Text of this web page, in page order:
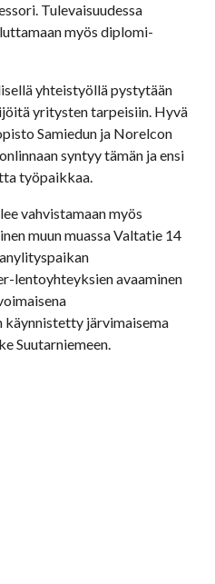
Tulevaisuudessa
myös diplomi-
yhteistyöllä pystytään
yritysten tarpeisiin. Hyvä
Samiedun ja Norelcon
syntyy tämän ja ensi
työpaikkaa.
vahvistamaan myös
muun muassa Valtatie 14
lentoyhteyksien avaaminen
käynnistetty järvimaisema
Suutarniemeen.